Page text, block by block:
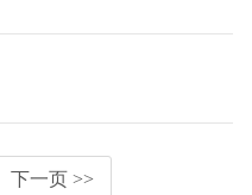
下一页 >>